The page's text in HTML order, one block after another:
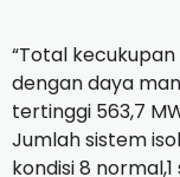
“Total
dengan daya
tertinggi 563,7
Jumlah sistem
kondisi 8